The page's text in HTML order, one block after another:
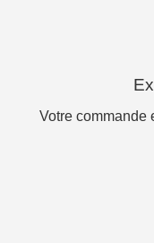
Votre commande